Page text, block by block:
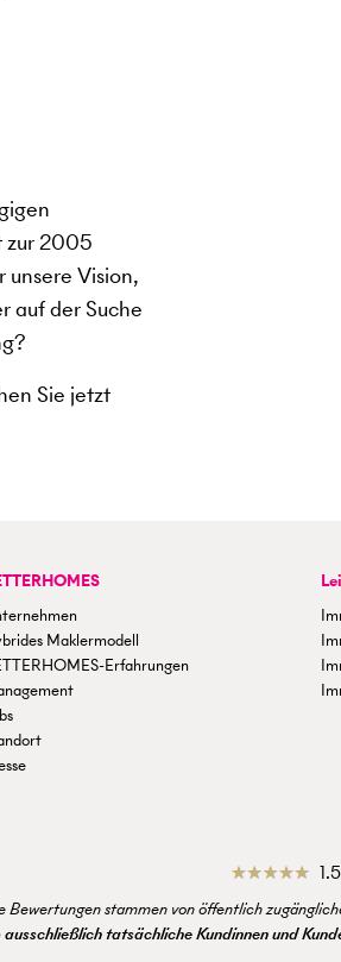
zur 2005
Vision,
auf der Suche
Sie jetzt
Maklermodell
Erfahrungen
Bewertungen stammen von öffentlich
tatsächliche Kundinnen und